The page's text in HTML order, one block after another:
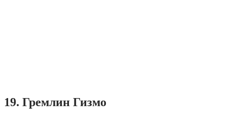
19. Гремлин Гизмо